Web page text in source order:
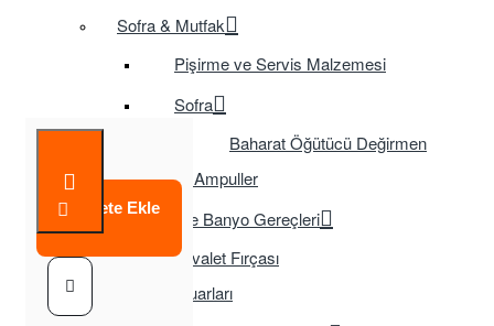
Sofra & Mutfak
Pişirme ve Servis Malzemesi
Sofra
Baharat Öğütücü Değirmen
Tasarruflu Ampuller
Temizlik ve Banyo Gereçleri
Tuvalet Fırçası
TV Aksesuarları
Sepete Ekle